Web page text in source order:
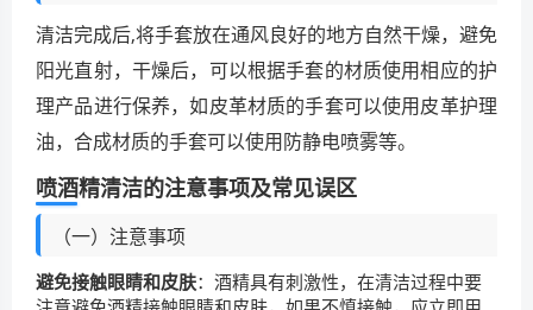
清洁完成后,将手套放在通风良好的地方自然干燥，避免
阳光直射，干燥后，可以根据手套的材质使用相应的护
理产品进行保养，如皮革材质的手套可以使用皮革护理
油，合成材质的手套可以使用防静电喷雾等。
喷酒精清洁的注意事项及常见误区
（一）注意事项
避免接触眼睛和皮肤：酒精具有刺激性，在清洁过程中要